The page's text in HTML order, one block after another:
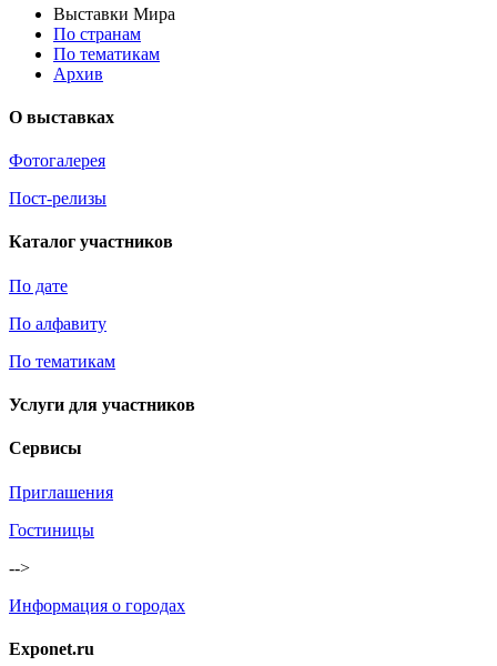
Выставки Мира
По странам
По тематикам
Архив
О выставках
Фотогалерея
Пост-релизы
Каталог участников
По дате
По алфавиту
По тематикам
Услуги для участников
Сервисы
Приглашения
Гостиницы
-->
Информация о городах
Exponet.ru